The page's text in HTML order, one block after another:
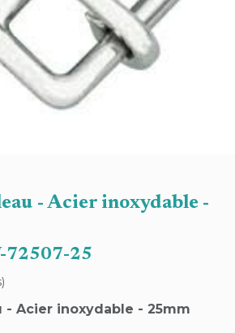
- Acier inoxydable -
72507-25
- Acier inoxydable - 25mm